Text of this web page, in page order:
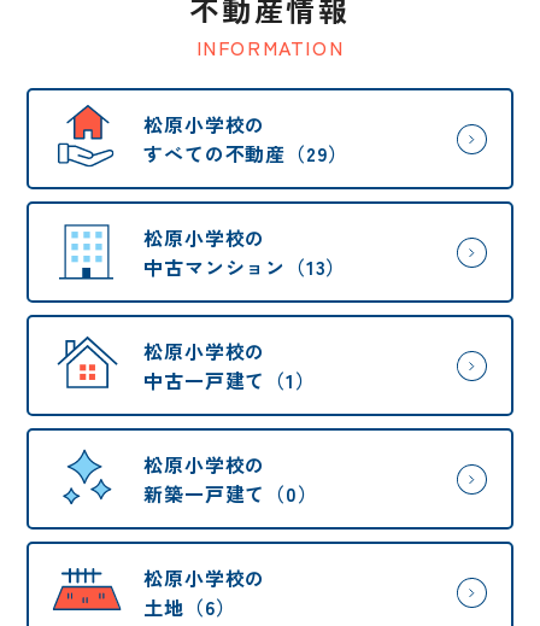
INFORMATION
不動産情報
松原小学校の
すべての不動産（29）
松原小学校の
中古マンション（13）
松原小学校の
中古一戸建て（1）
松原小学校の
新築一戸建て（0）
松原小学校の
土地（6）